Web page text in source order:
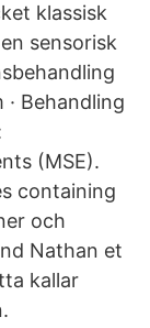
klassisk
sensorisk
Behandling
(MSE).
containing
och
Nathan et
kallar